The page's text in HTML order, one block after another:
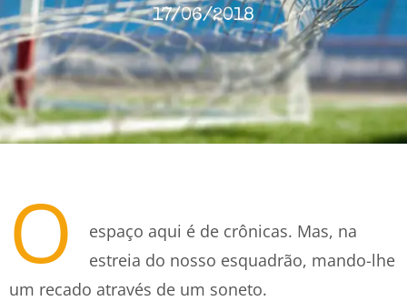
17/06/2018
O
espaço aqui é de crônicas. Mas, na
estreia do nosso esquadrão, mando-lhe
um recado através de um soneto.